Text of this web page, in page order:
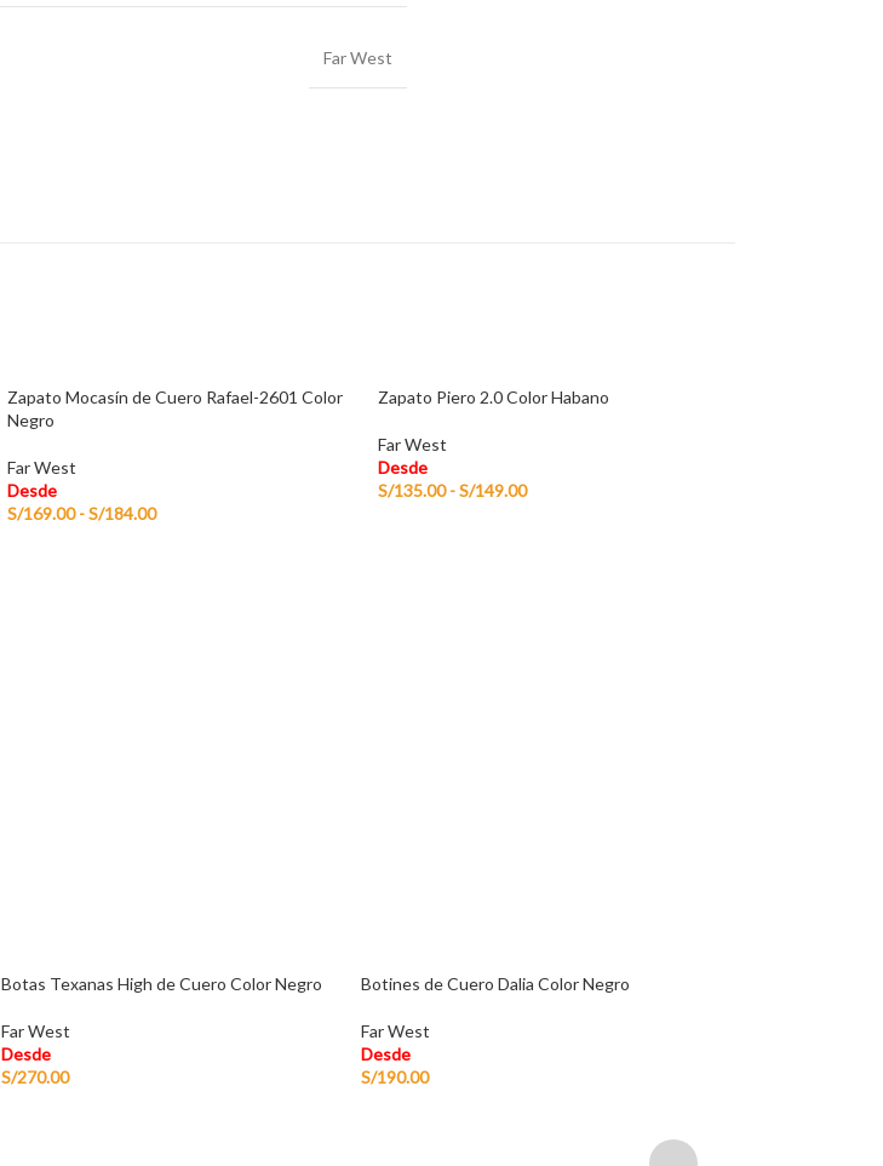
Far West
Zapato Mocasín de Cuero Rafael-2601 Color
Negro
Far West
Desde
S/169.00 -S/184.00
Zapato Piero 2.0 Color Habano
Far West
Desde
S/135.00 - S/149.00
Botas Texanas High de Cuero Color Negro
Far West
Desde
S/270.00
Botines de Cuero Dalia Color Negro
Far West
Desde
S/190.00